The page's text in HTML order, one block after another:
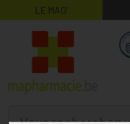
LE MAG’